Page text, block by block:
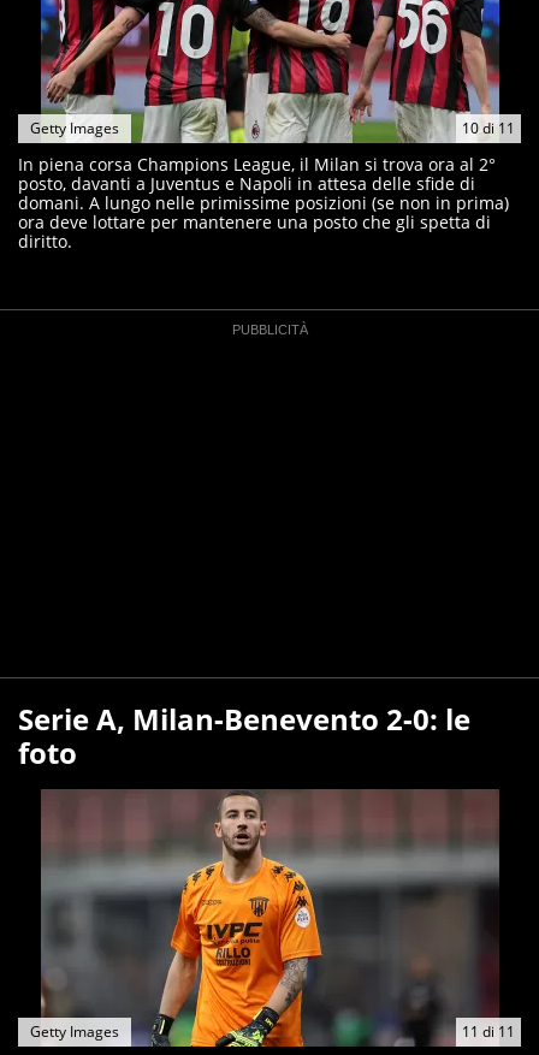
10di11
Getty Images
In piena corsa Champions League, il Milan si trova ora al 2°
posto, davanti a Juventus e Napoli in attesa delle sfide di
domani. A lungo nelle primissime posizioni (se non in prima)
ora deve lottare per mantenere una posto che gli spetta di
diritto.
Serie A, Milan-Benevento 2-0: le
foto
11 di 11
Getty Images